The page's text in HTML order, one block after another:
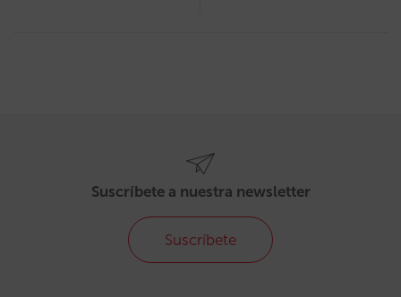
Suscríbete a nuestra newsletter
Suscríbete